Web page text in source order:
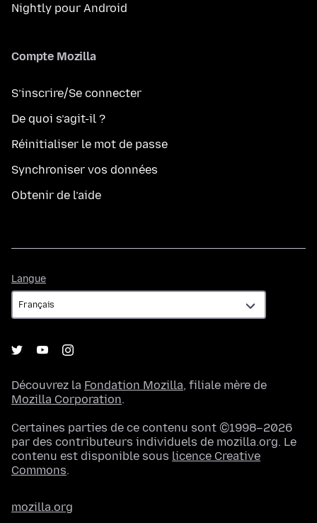
Nightly pour Android
Compte Mozilla
S’inscrire/Se connecter
De quoi s’agit-il ?
Réinitialiser le mot de passe
Synchroniser vos données
Obtenir de l’aide
Langue
Découvrez la Fondation Mozilla, filiale mère de
Mozilla Corporation.
Certaines parties de ce contenu sont ©1998–2026
par des contributeurs individuels de mozilla.org. Le
contenu est disponible sous licence Creative
Commons.
mozilla.org